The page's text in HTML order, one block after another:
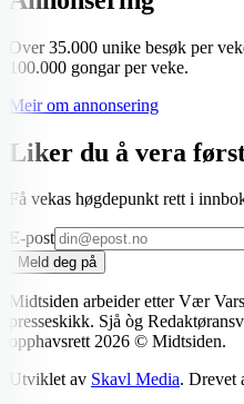
Over 35.000 unike besøk per
100.000 gongar per veke.
Meir om annonsering
Liker du å vera
Få vekas høgdepunkt rett i
E-post
Meld deg på
Midtsiden arbeider etter Vær
presseskikk. Sjå òg
opphavsrett2026 © Midtsiden.
Utviklet av Skavl Media. Drevet